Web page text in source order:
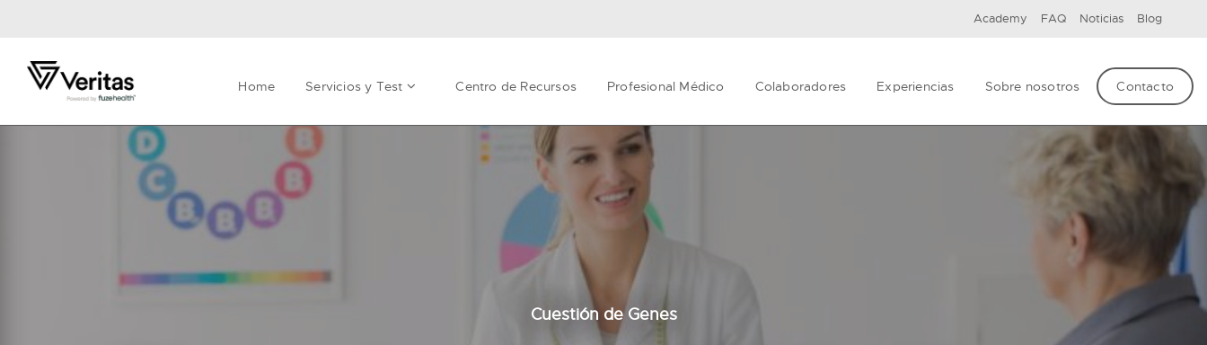
Academy FAQ Noticias Blog
Home Servicios y Test Centro de Recursos Profesional Médico Colaboradores Experiencias Sobre nosotros Contacto
Cuestión de Genes